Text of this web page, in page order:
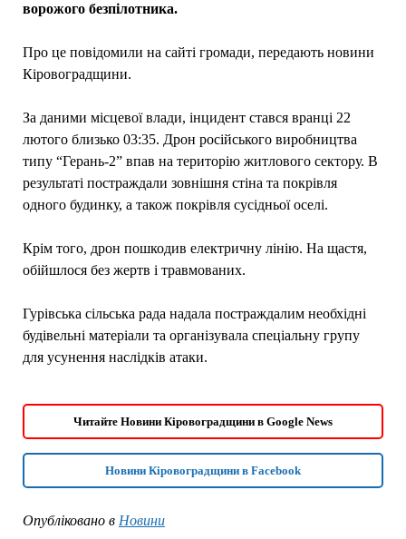
ворожого безпілотника.
Про це повідомили на сайті громади, передають новини
Кіровоградщини.
За даними місцевої влади, інцидент стався вранці 22
лютого близько 03:35. Дрон російського виробництва
типу “Герань-2” впав на територію житлового сектору. В
результаті постраждали зовнішня стіна та покрівля
одного будинку, а також покрівля сусідньої оселі.
Крім того, дрон пошкодив електричну лінію. На щастя,
обійшлося без жертв і травмованих.
Гурівська сільська рада надала постраждалим необхідні
будівельні матеріали та організувала спеціальну групу
для усунення наслідків атаки.
Читайте Новини Кіровоградщини в Google News
Новини Кіровоградщини в Facebook
Опубліковано в Новини